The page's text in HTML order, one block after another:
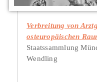
Verbreitung von
osteuropäischen
Staatssammlung
Wendling